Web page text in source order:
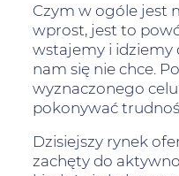
Czym w ogóle jest
wprost, jest to
wstajemy i idziemy
nam się nie chce.
wyznaczonego
pokonywać
Dzisiejszy rynek
zachęty do